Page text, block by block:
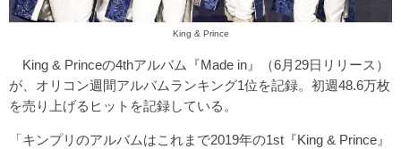
King & Prince
King & Princeの4thアルバム『Made in』（6月29日リリース）
が、オリコン週間アルバムランキング1位を記録。初週48.6万枚
を売り上げるヒットを記録している。
「キンプリのアルバムはこれまで2019年の1st『King & Prince』